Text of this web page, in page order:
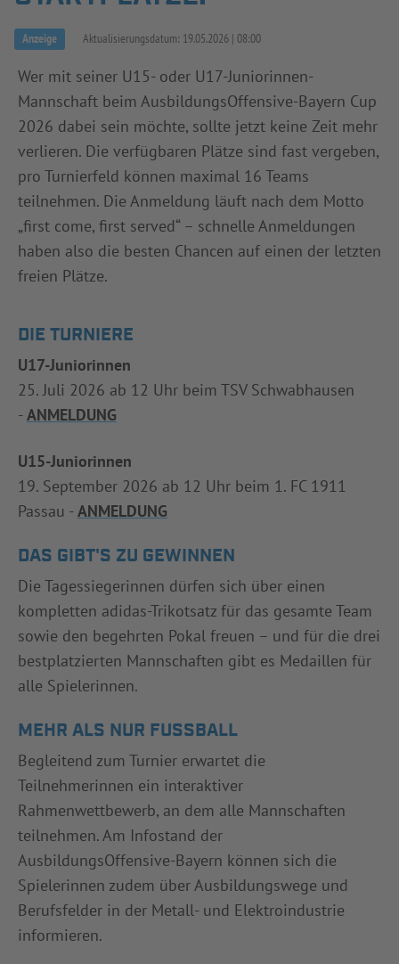
Anzeige Aktualisierungsdatum: 19.05.2026 08:00
Wer mit seiner U15- oder U17-Juniorinnen-
Mannschaft beim AusbildungsOffensive-Bayern Cup
2026 dabei sein möchte, sollte jetzt keine Zeit mehr
verlieren. Die verfügbaren Plätze sind fast vergeben,
pro Turnierfeld können maximal 16 Teams
teilnehmen. Die Anmeldung läuft nach dem Motto
„first come, first served“ – schnelle Anmeldungen
haben also die besten Chancen auf einen der letzten
freien Plätze.
DIE TURNIERE
U17-Juniorinnen
25. Juli 2026 ab 12 Uhr beim TSV Schwabhausen
-ANMELDUNG
U15-Juniorinnen
19. September 2026 ab 12 Uhr beim 1. FC 1911
Passau -ANMELDUNG
DAS GIBT'S ZU GEWINNEN
Die Tagessiegerinnen dürfen sich über einen
kompletten adidas-Trikotsatz für das gesamte Team
sowie den begehrten Pokal freuen – und für die drei
bestplatzierten Mannschaften gibt es Medaillen für
alle Spielerinnen.
MEHR ALS NUR FUSSBALL
Begleitend zum Turnier erwartet die
Teilnehmerinnen ein interaktiver
Rahmenwettbewerb, an dem alle Mannschaften
teilnehmen. Am Infostand der
AusbildungsOffensive-Bayern können sich die
Spielerinnen zudem über Ausbildungswege und
Berufsfelder in der Metall- und Elektroindustrie
informieren.